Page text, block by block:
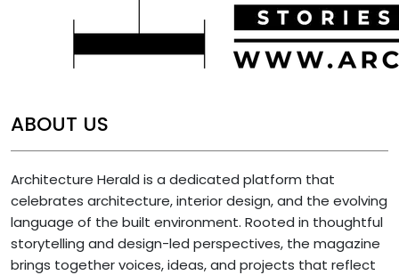
ABOUT US
Architecture Herald is a dedicated platform that
celebrates architecture, interior design, and the evolving
language of the built environment. Rooted in thoughtful
storytelling and design-led perspectives, the magazine
brings together voices, ideas, and projects that reflect